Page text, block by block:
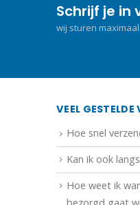
Schrijf je in
wij sturen
VEEL GESTELDE
Hoe snel
Kan ik ook
Hoe weet ik